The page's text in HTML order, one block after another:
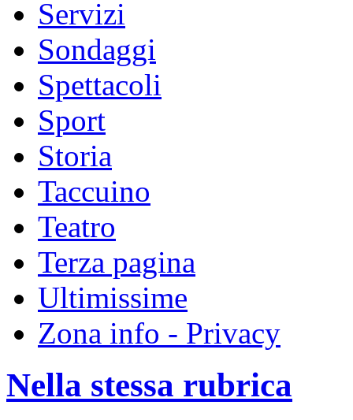
Servizi
Sondaggi
Spettacoli
Sport
Storia
Taccuino
Teatro
Terza pagina
Ultimissime
Zona info - Privacy
Nella stessa rubrica